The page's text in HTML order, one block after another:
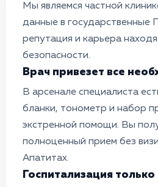
Мы являемся частной
данные в
репутация и карьера
безопасности.
Врач привезет все
В арсенале специалиста
бланки, тонометр и набор
экстренной помощи. Вы
полноценный прием без
Апатитах.
Госпитализация